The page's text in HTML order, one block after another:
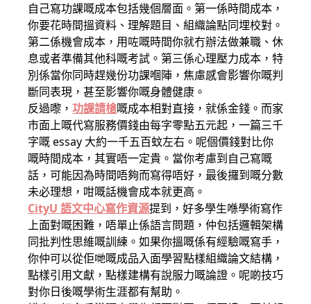
自己寫功課嘅成本包括幾個層面。第一係時間成本，
你要花時間搵資料、理解題目、組織論點同埋校對。
第二係機會成本，用咗嘅時間你就冇辦法做兼職、休
息或者準備其他科嘅考試。第三係心理壓力成本，特
別係當你同時趕幾份功課嗰陣，焦慮感會影響你嘅判
斷同表現，甚至影響你嘅身體健康。
反過嚟， 功課請槍嘅成本相對直接，就係金錢。而家
市面上嘅代寫服務價錢由每字零點五元起，一篇三千
字嘅 essay 大約一千五百蚊左右。呢個價錢對比你
嘅時間成本，其實唔一定貴。當你考慮到自己寫嘅
話，可能因為時間唔夠而寫得唔好，最後攞到嘅分數
未必理想，咁嘅話機會成本就更高。
CityU 語文中心寫作資源提到，好多學生喺學術寫作
上面對嘅困難，唔單止係語言問題，仲包括邏輯架構
同批判性思維嘅訓練。如果你搵嘅係有經驗嘅寫手，
你仲可以從佢哋嘅成品入面學習點樣組織論文結構，
點樣引用文獻，點樣建構有說服力嘅論證。呢啲技巧
對你日後嘅學術生涯都有幫助。